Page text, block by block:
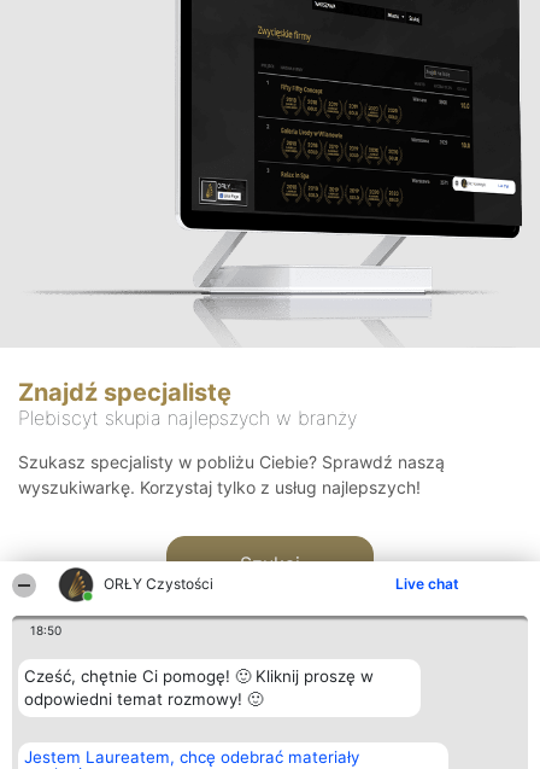
ORŁY Czystości Live chat
18:50
Cześć, chętnie Ci pomogę! 🙂 Kliknij proszę w
odpowiedni temat rozmowy! 🙂
Jestem Laureatem, chcę odebrać materiały
Znajdź specjalistę
Plebiscyt skupia najlepszych w branży
Szukasz specjalisty w pobliżu Ciebie? Sprawdź naszą
wyszukiwarkę. Korzystaj tylko z usług najlepszych!
Szukaj
Organizator plebiscytu
Bright Side Solutions sp. z o.
Plebiscyt
Laureaci
Kontakt
Kontakt